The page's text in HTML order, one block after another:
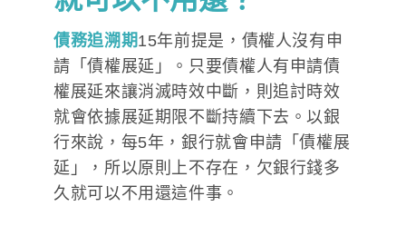
債務追溯期15年前提是，債權人沒有申
請「債權展延」。只要債權人有申請債
權展延來讓消滅時效中斷，則追討時效
就會依據展延期限不斷持續下去。以銀
行來說，每5年，銀行就會申請「債權展
延」，所以原則上不存在，欠銀行錢多
久就可以不用還這件事。